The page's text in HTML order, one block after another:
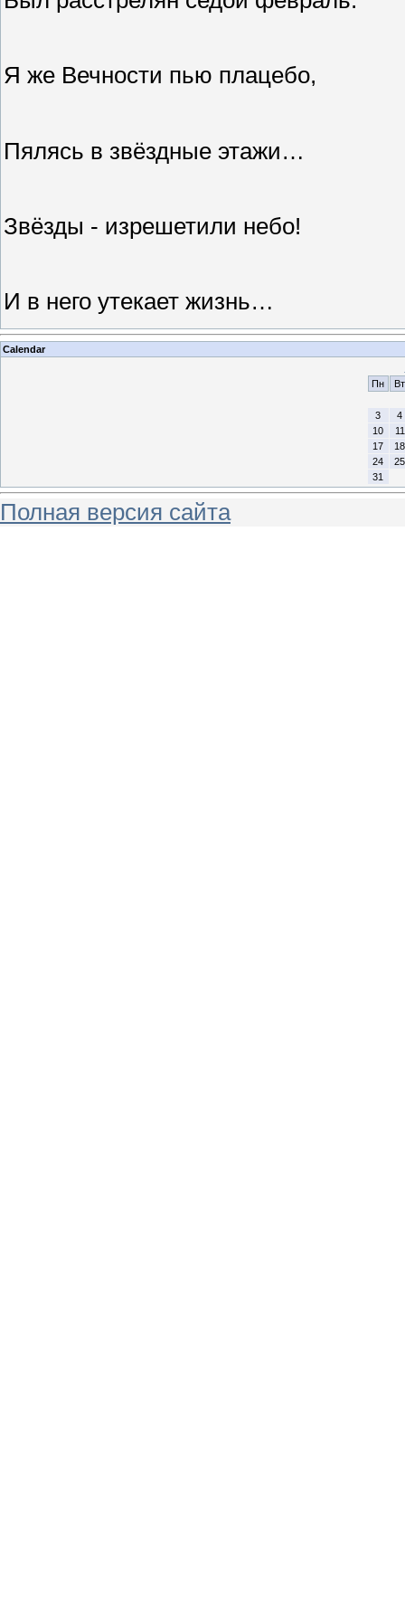
Я же Вечности пью плацебо,
Пялясь в звёздные этажи…
Звёзды - изрешетили небо!
И в него утекает жизнь…
Calendar
Пн
Вт
3
4
10
11
17
18
24
25
31
Полная версия сайта